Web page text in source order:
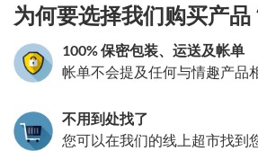
为何要选择我们购买产品
100% 保密包装、运送及帐单
帐单不会提及任何与情趣产品
不用到处找了
您可以在我们的线上超市找到